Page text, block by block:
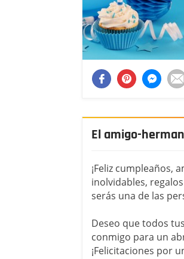
El amigo-
¡Feliz cumpleaños,
inolvidables,
serás una de las
Deseo que todos
conmigo para un
¡Felicitaciones por